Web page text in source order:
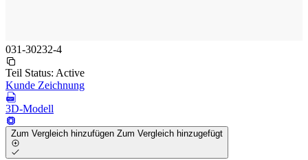
031-30232-4
Teil Status: Active
Kunde Zeichnung
3D-Modell
Zum Vergleich hinzufügen Zum Vergleich hinzugefügt